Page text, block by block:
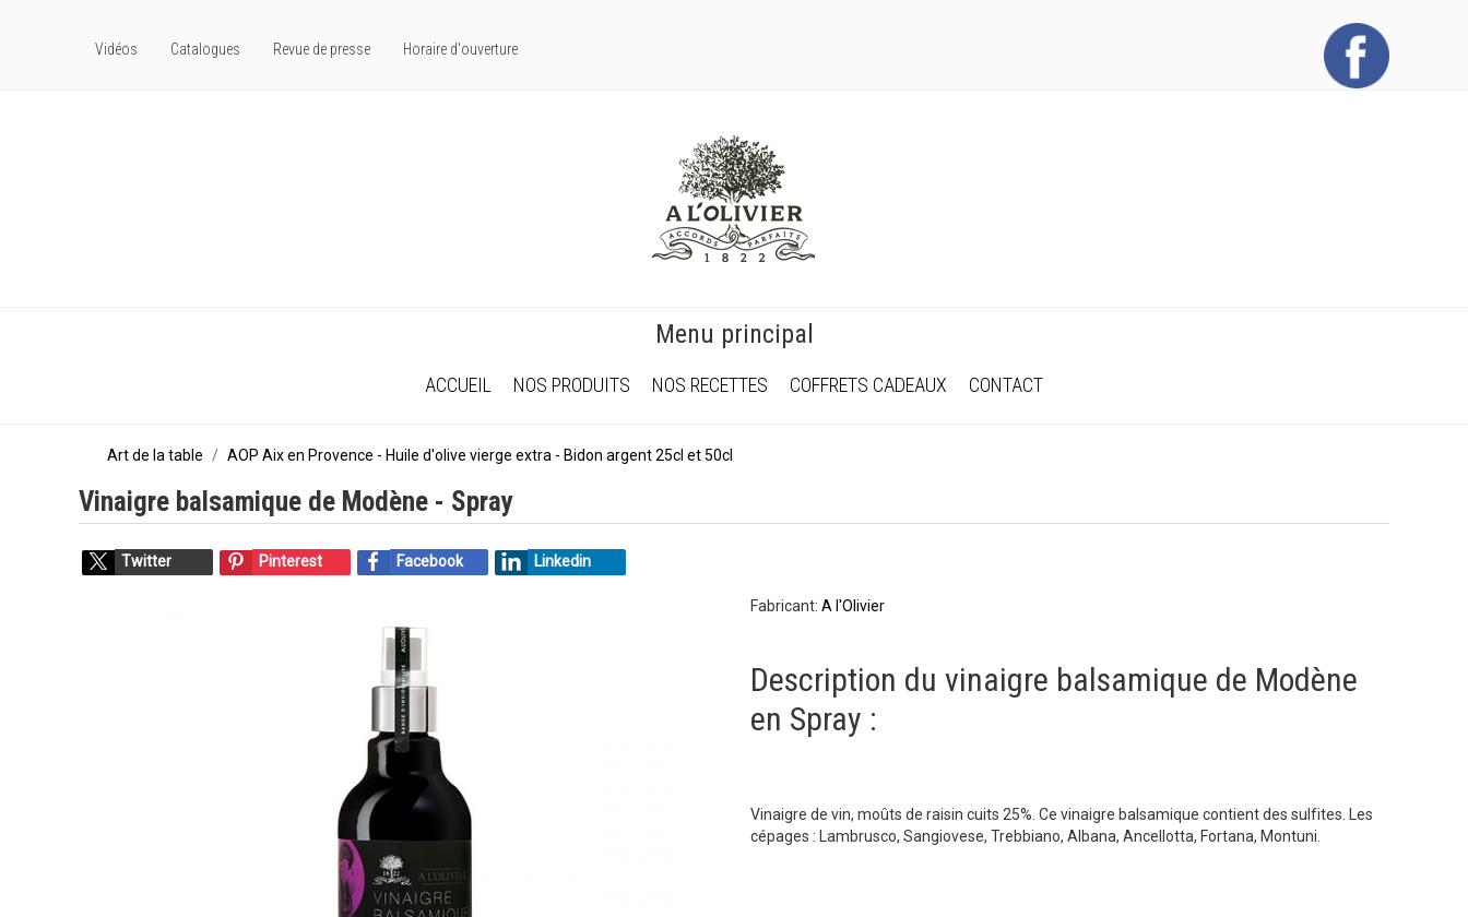
Vidéos Catalogues Revue de presse Horaire d'ouverture
Menu principal
ACCUEIL NOS PRODUITS NOS RECETTES COFFRETS CADEAUX CONTACT
Art de la table AOP Aix en Provence - Huile d'olive vierge extra - Bidon argent 25cl et 50cl
Vinaigre balsamique de Modène - Spray
Twitter Pinterest Facebook Linkedin
Fabricant: A l'Olivier
Description du vinaigre balsamique de Modène
en Spray :
Vinaigre de vin, moûts de raisin cuits 25%. Ce vinaigre balsamique contient des sulfites. Les
cépages : Lambrusco, Sangiovese, Trebbiano, Albana, Ancellotta, Fortana, Montuni.